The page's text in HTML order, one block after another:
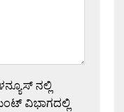
ನಲ್ಲಿ
ವಿಭಾಗದಲ್ಲಿ